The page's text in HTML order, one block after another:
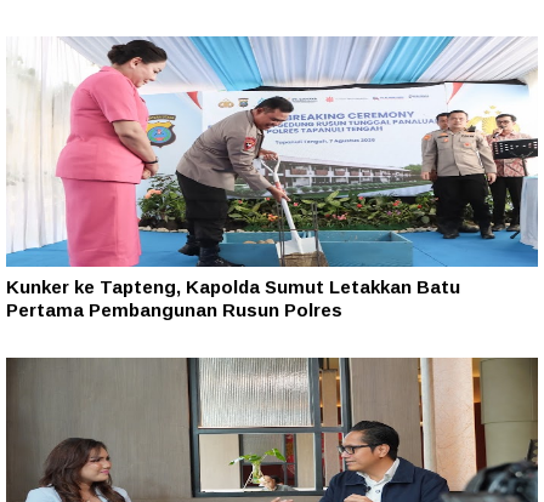
Kunker ke Tapteng, Kapolda Sumut Letakkan Batu
Pertama Pembangunan Rusun Polres